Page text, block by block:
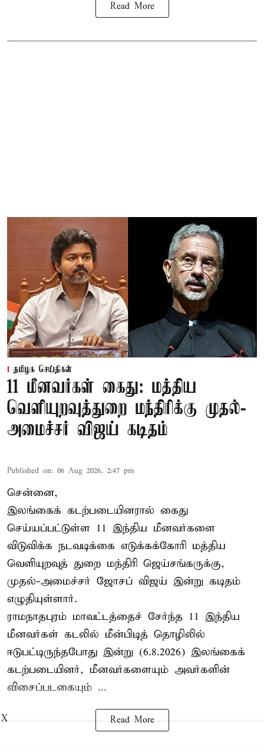
Read More
தமிழக செய்திகள்
11 மீனவர்கள் கைது: மத்திய
வெளியுறவுத்துறை மந்திரிக்கு முதல்-
அமைச்சர் விஜய் கடிதம்
Published on: 06 Aug 2026, 2:47 pm
சென்னை,
இலங்கைக் கடற்படையினரால் கைது
செய்யப்பட்டுள்ள 11 இந்திய மீனவர்களை
விடுவிக்க நடவடிக்கை எடுக்கக்கோரி மத்திய
வெளியுறவுத் துறை மந்திரி ஜெய்சங்கருக்கு,
முதல்-அமைச்சர் ஜோசப் விஜய் இன்று கடிதம்
எழுதியுள்ளார்.
ராமநாதபுரம் மாவட்டத்தைச் சேர்ந்த 11 இந்திய
மீனவர்கள் கடலில் மீன்பிடித் தொழிலில்
ஈடுபட்டிருந்தபோது இன்று (6.8.2026) இலங்கைக்
கடற்படையினர், மீனவர்களையும் அவர்களின்
விசைப்படகையும் ...
Read More
X